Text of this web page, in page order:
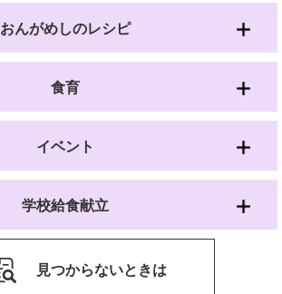
おんがめしのレシピ
食育
イベント
学校給食献立
見つからないときは